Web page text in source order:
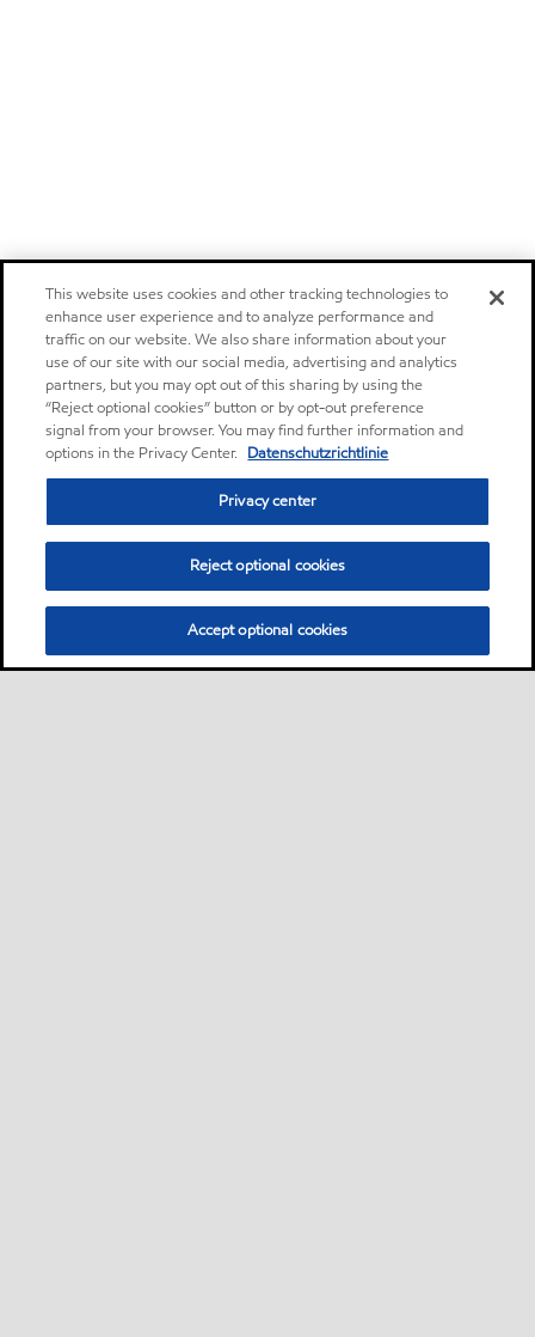
This website uses cookies and other tracking technologies to
enhance user experience and to analyze performance and
traffic on our website. We also share information about your
use of our site with our social media, advertising and analytics
partners, but you may opt out of this sharing by using the
“Reject optional cookies” button or by opt-out preference
signal from your browser. You may find further information and
options in the Privacy Center. Datenschutzrichtlinie
Privacy center
Reject optional cookies
Accept optional cookies